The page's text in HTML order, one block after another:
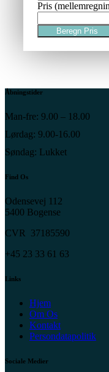
Pris
Beregn Pris
Åbningstider
Man-fre: 9.00 – 18.00
Lørdag: 9.00-16.00
Søndag: Lukket
Find Os
Odensevej 112
5400 Bogense
CVR 37185590
+45 23 33 61 63
Links
Hjem
Om Os
Kontakt
Persondatapolitik
Sociale Medier